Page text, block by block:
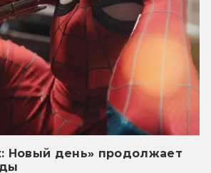
Новый день» продолжает